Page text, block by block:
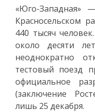
«Юго-Западная»
Красносельском
440 тысяч
около десяти
неоднократно
тестовый поезд
официальное
(заключение
лишь 25 декабря.